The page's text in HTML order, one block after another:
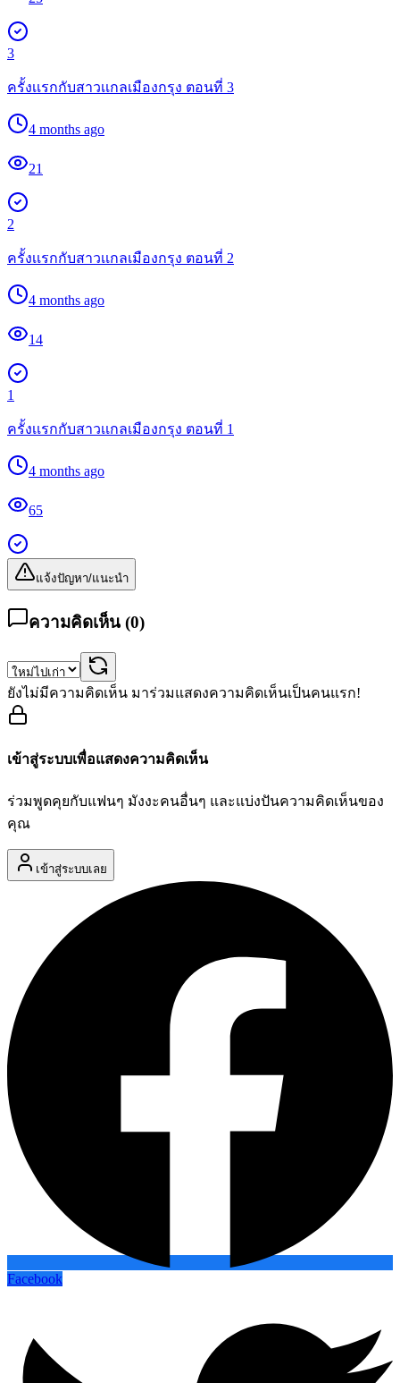
3
ครั้งเเรกกับสาวเเกลเมืองกรุง ตอนที่ 3
4 months ago
21
2
ครั้งเเรกกับสาวเเกลเมืองกรุง ตอนที่ 2
4 months ago
14
1
ครั้งเเรกกับสาวเเกลเมืองกรุง ตอนที่ 1
4 months ago
65
แจ้งปัญหา/แนะนำ
ความคิดเห็น (0)
ยังไม่มีความคิดเห็น มาร่วมแสดงความคิดเห็นเป็นคนแรก!
เข้าสู่ระบบเพื่อแสดงความคิดเห็น
ร่วมพูดคุยกับแฟนๆ มังงะคนอื่นๆ และแบ่งปันความคิดเห็นของ
คุณ
เข้าสู่ระบบเลย
Facebook